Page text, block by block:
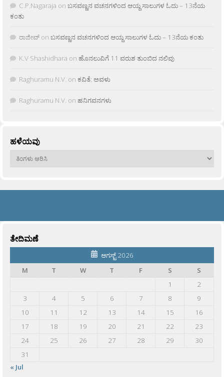
C.P.Nagaraja on ಬಸವಣ್ಣನ ವಚನಗಳಿಂದ ಆಯ್ದ ಸಾಲುಗಳ ಓದು – 13ನೆಯ
ಕಂತು
ರಾಜೀವ್ on ಬಸವಣ್ಣನ ವಚನಗಳಿಂದ ಆಯ್ದ ಸಾಲುಗಳ ಓದು – 13ನೆಯ ಕಂತು
K.V Shashidhara on ಹೊನಲುವಿಗೆ 11 ವರುಶ ತುಂಬಿದ ನಲಿವು
Raghuramu N.V. on ಕವಿತೆ: ಅವಳು
Raghuramu N.V. on ಹನಿಗವನಗಳು
ಹಳೆಯವು
ಹಳೆಯವು
ತೇದಿಮಣೆ
ಆಗಸ್ಟ್ 2026
M
T W T F S
S
1
2
3
4 5 6 7 8
9
10
11 12 13 14 15
16
17
18 19 20 21 22
23
24
25 26 27 28 29
30
31
« Jul